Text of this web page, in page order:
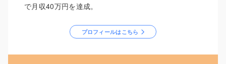
で月収40万円を達成。
プロフィールはこちら